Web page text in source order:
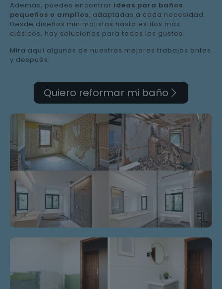
Además, puedes encontrar ideas para baños
pequeños o amplios, adaptadas a cada necesidad.
Desde diseños minimalistas hasta estilos más
clásicos, hay soluciones para todos los gustos.
Mira aquí algunos de nuestros mejores trabajos antes
y después.
Quiero reformar mi baño